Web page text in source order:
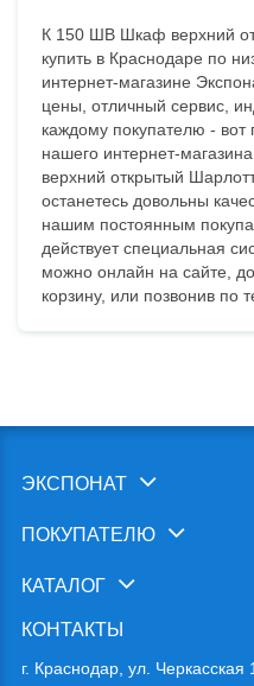
К 150 ШВ Шкаф верхний
купить в Краснодаре по
интернет-магазине
цены, отличный сервис,
каждому покупателю -
нашего интернет-
верхний открытый
останетесь довольны
нашим постоянным
действует специальная
можно онлайн на сайте,
корзину, или позвонив по
ЭКСПОНАТ
ПОКУПАТЕЛЮ
КАТАЛОГ
КОНТАКТЫ
г. Краснодар, ул. Черкасская